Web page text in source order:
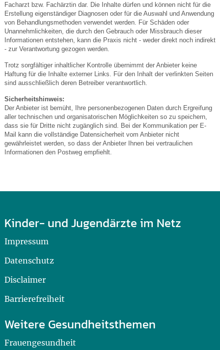
Facharzt bzw. Fachärztin dar. Die Inhalte dürfen und können nicht für die
Erstellung eigenständiger Diagnosen oder für die Auswahl und Anwendung
von Behandlungsmethoden verwendet werden. Für Schäden oder
Unannehmlichkeiten, die durch den Gebrauch oder Missbrauch dieser
Informationen entstehen, kann die Praxis nicht - weder direkt noch indirekt
- zur Verantwortung gezogen werden.
Trotz sorgfältiger inhaltlicher Kontrolle übernimmt der Anbieter keine
Haftung für die Inhalte externer Links. Für den Inhalt der verlinkten Seiten
sind ausschließlich deren Betreiber verantwortlich.
Sicherheitshinweis:
Der Anbieter ist bemüht, Ihre personenbezogenen Daten durch Ergreifung
aller technischen und organisatorischen Möglichkeiten so zu speichern,
dass sie für Dritte nicht zugänglich sind. Bei der Kommunikation per E-
Mail kann die vollständige Datensicherheit vom Anbieter nicht
gewährleistet werden, so dass der Anbieter Ihnen bei vertraulichen
Informationen den Postweg empfiehlt.
Kinder- und Jugendärzte im Netz
Impressum
Datenschutz
Disclaimer
Barrierefreiheit
Weitere Gesundheitsthemen
Frauengesundheit